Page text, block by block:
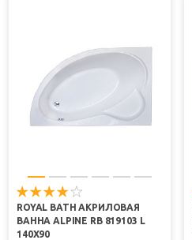
ROYAL BATH АКРИЛОВАЯ
ВАННА ALPINE RB 819103 L
140Х90